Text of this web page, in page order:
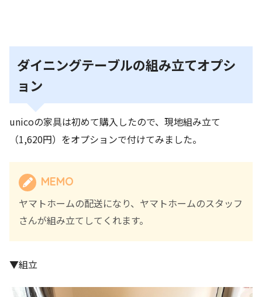
ダイニングテーブルの組み立てオプシ
ョン
unicoの家具は初めて購入したので、現地組み立て
（1,620円）をオプションで付けてみました。
MEMO
ヤマトホームの配送になり、ヤマトホームのスタッフ
さんが組み立てしてくれます。
▼組立